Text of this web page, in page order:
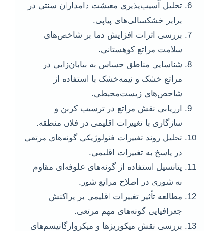
تحلیل آسیب‌پذیری معیشت دامداران سنتی در
برابر خشکسالی‌های پیاپی.
بررسی اثرات افزایش دما بر شاخص‌های
سلامت مراتع کوهستانی.
شناسایی مناطق حساس به بیابان‌زایی در
مراتع خشک و نیمه‌خشک با استفاده از
شاخص‌های زیست‌محیطی.
ارزیابی نقش مراتع در ترسیب کربن و
سازگاری با تغییرات اقلیمی در فلان منطقه.
تحلیل روند تغییرات فنولوژیکی گونه‌های مرتعی
در پاسخ به تغییرات اقلیمی.
پتانسیل استفاده از گونه‌های علوفه‌ای مقاوم
به شوری در اصلاح مراتع شور.
مطالعه تأثیر تغییرات اقلیمی بر پراکنش
جغرافیایی گونه‌های مهم مرتعی.
بررسی نقش میکوریزها و میکروارگانیسم‌های